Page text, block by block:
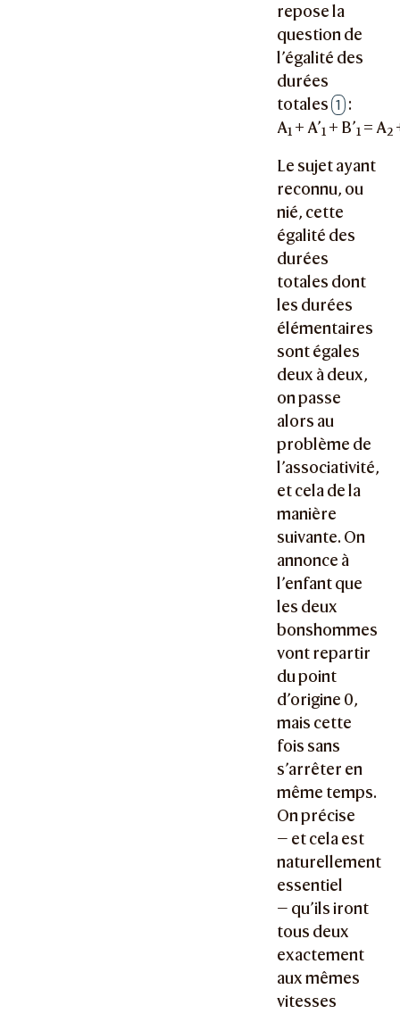
repose la
question de
l’égalité des
durées
totales 1 :
A1 + A’1 + B’1 = A2
Le sujet ayant
reconnu, ou
nié, cette
égalité des
durées
totales dont
les durées
élémentaires
sont égales
deux à deux,
on passe
alors au
problème de
l’associativité,
et cela de la
manière
suivante. On
annonce à
l’enfant que
les deux
bonshommes
vont repartir
du point
d’origine 0,
mais cette
fois sans
s’arrêter en
même temps.
On précise
— et cela est
naturellement
essentiel
— qu’ils iront
tous deux
exactement
aux mêmes
vitesses